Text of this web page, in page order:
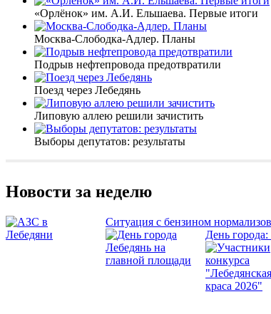
«Орлёнок» им. А.И. Ельшаева. Первые итоги
Москва-Слободка-Адлер. Планы
Подрыв нефтепровода предотвратили
Поезд через Лебедянь
Липовую аллею решили зачистить
Выборы депутатов: результаты
Новости за неделю
Ситуация с бензином
День города: